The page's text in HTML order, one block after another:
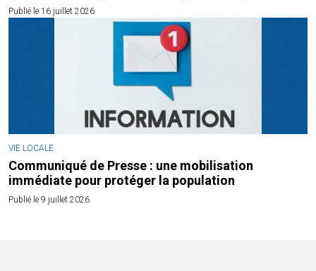
Publié le 16 juillet 2026
VIE LOCALE
Communiqué de Presse : une mobilisation
immédiate pour protéger la population
Publié le 9 juillet 2026